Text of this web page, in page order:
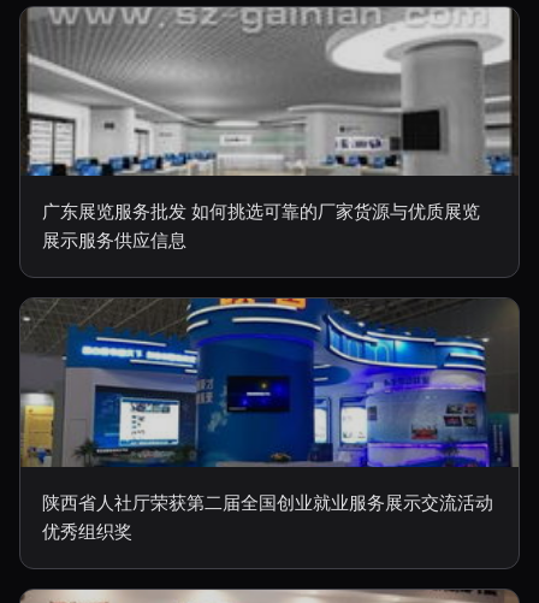
广东展览服务批发 如何挑选可靠的厂家货源与优质展览
展示服务供应信息
陕西省人社厅荣获第二届全国创业就业服务展示交流活动
优秀组织奖